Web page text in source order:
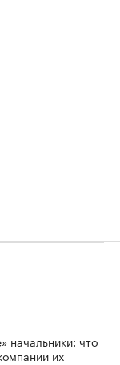
начальники: что
их